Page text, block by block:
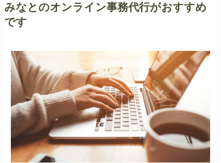
みなとのオンライン事務代行がおすすめ
です